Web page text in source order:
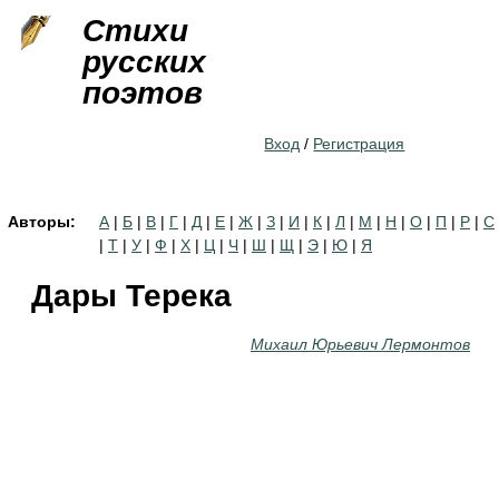
Стихи
русских
поэтов
Вход / Регистрация
Авторы: А | Б | В | Г | Д | Е | Ж | З | И | К | Л | М | Н | О | П | Р | С
| Т | У | Ф | Х | Ц | Ч | Ш | Щ | Э | Ю | Я
Дары Терека
Михаил Юрьевич Лермонтов